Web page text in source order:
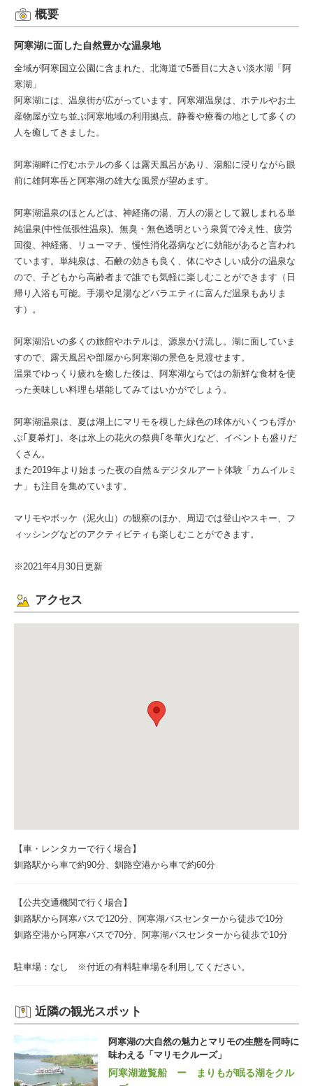
概要
阿寒湖に面した自然豊かな温泉地
全域が阿寒国立公園に含まれた、北海道で5番目に大きい淡水湖「阿
寒湖」
阿寒湖には、温泉街が広がっています。阿寒湖温泉は、ホテルやお土
産物屋が立ち並ぶ阿寒地域の利用拠点。静養や療養の地として多くの
人を癒してきました。
阿寒湖畔に佇むホテルの多くは露天風呂があり、湯船に浸りながら眼
前に雄阿寒岳と阿寒湖の雄大な風景が望めます。
阿寒湖温泉のほとんどは、神経痛の湯、万人の湯として親しまれる単
純温泉(中性低張性温泉)。無臭・無色透明という泉質で冷え性、疲労
回復、神経痛、リューマチ、慢性消化器病などに効能があると言われ
ています。単純泉は、石鹸の効きも良く、体にやさしい成分の温泉な
ので、子どもから高齢者まで誰でも気軽に楽しむことができます（日
帰り入浴も可能。手湯や足湯などバラエティに富んだ温泉もありま
す）。
阿寒湖沿いの多くの旅館やホテルは、源泉かけ流し。湖に面していま
すので、露天風呂や部屋から阿寒湖の景色を見渡せます。
温泉でゆっくり疲れを癒した後は、阿寒湖ならではの新鮮な食材を使
った美味しい料理も堪能してみてはいかがでしょう。
阿寒湖温泉は、夏は湖上にマリモを模した緑色の球体がいくつも浮か
ぶ｢夏希灯｣、冬は氷上の花火の祭典｢冬華火｣など、イベントも盛りだ
くさん。
また2019年より始まった夜の自然＆デジタルアート体験「カムイルミ
ナ」も注目を集めています。
マリモやボッケ（泥火山）の観察のほか、周辺では登山やスキー、フ
ィッシングなどのアクティビティも楽しむことができます。
※2021年4月30日更新
アクセス
【車・レンタカーで行く場合】
釧路駅から車で約90分、釧路空港から車で約60分
【公共交通機関で行く場合】
釧路駅から阿寒バスで120分、阿寒湖バスセンターから徒歩で10分
釧路空港から阿寒バスで70分、阿寒湖バスセンターから徒歩で10分
駐車場：なし ※付近の有料駐車場を利用してください。
近隣の観光スポット
阿寒湖の大自然の魅力とマリモの生態を同時に
味わえる「マリモクルーズ」
阿寒湖遊覧船 ー まりもが眠る湖をクル